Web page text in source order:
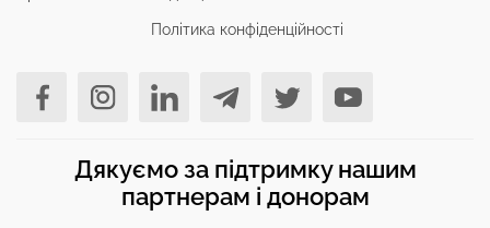
Політика конфіденційності
Дякуємо за підтримку нашим
партнерам і донорам